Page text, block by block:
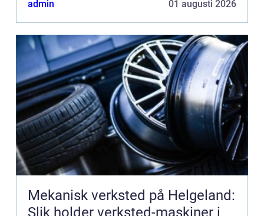
admin 01 augusti 2026
Mekanisk verksted på Helgeland:
Slik holder verksted-maskiner i